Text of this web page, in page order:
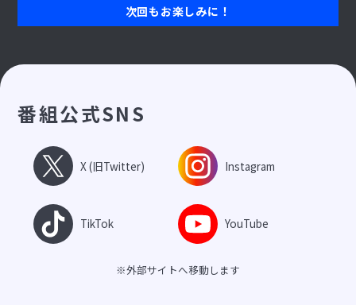
次回もお楽しみに！
番組公式SNS
X (旧Twitter) Instagram
TikTok YouTube
※外部サイトへ移動します